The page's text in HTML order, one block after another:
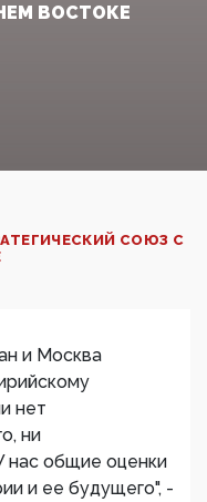
ВОСТОКЕ‍
СОЮЗ С
и Москва
нет
ни
нас общие оценки
и ее будущего", -